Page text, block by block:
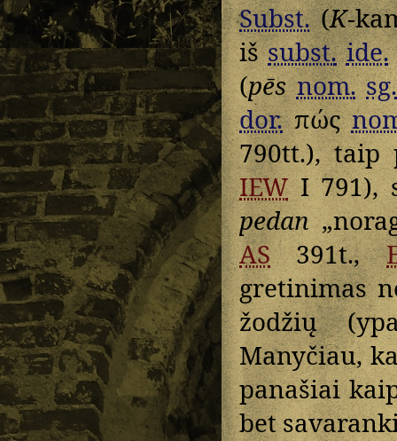
Subst.(K-
išsubst. ide.
(pēs nom. sg.
dor.πώς
790tt.),
IEWI 791),
pedan
AS391t.,
gretinimas
žodžių
Manyčiau,
panašiai
bet